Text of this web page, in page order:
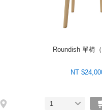
Roundish 單椅（
NT
1